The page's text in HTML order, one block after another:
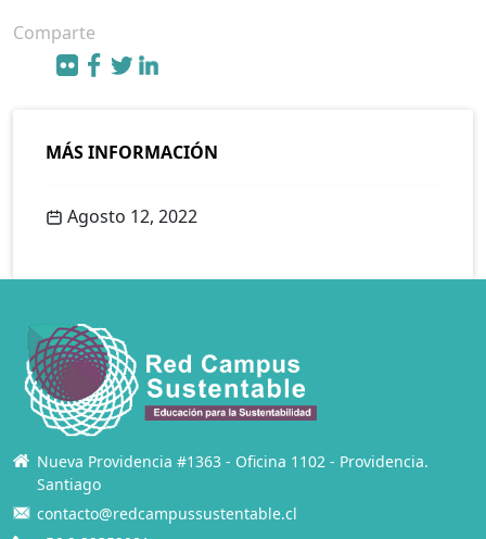
Comparte
MÁS INFORMACIÓN
Agosto 12, 2022
Nueva Providencia #1363 - Oficina 1102 - Providencia.
Santiago
contacto@redcampussustentable.cl